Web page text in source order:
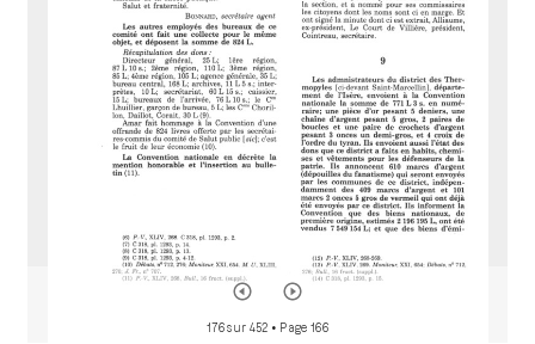
176 sur 452 • Page 166